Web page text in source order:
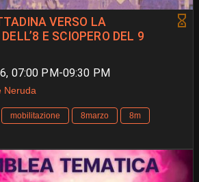
VERSO LA
E SCIOPERO DEL 9
07:00 PM-09:30 PM
Neruda
mobilitazione 8marzo
8m